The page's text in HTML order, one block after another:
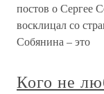
постов о Сергее
восклицал со
Собянина – это
Кого не